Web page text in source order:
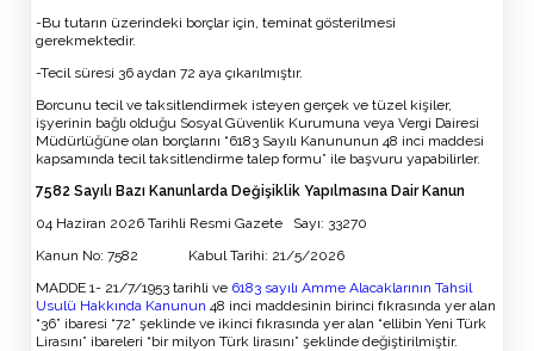
-Bu tutarın üzerindeki borçlar için, teminat gösterilmesi
gerekmektedir.
-Tecil süresi 36 aydan 72 aya çıkarılmıştır.
Borcunu tecil ve taksitlendirmek isteyen gerçek ve tüzel kişiler,
işyerinin bağlı olduğu Sosyal Güvenlik Kurumuna veya Vergi Dairesi
Müdürlüğüne olan borçlarını “6183 Sayılı Kanununun 48 inci maddesi
kapsamında tecil taksitlendirme talep formu” ile başvuru yapabilirler.
7582 Sayılı Bazı Kanunlarda Değişiklik Yapılmasına Dair Kanun
04 Haziran 2026 Tarihli Resmi Gazete Sayı: 33270
Kanun No: 7582 Kabul Tarihi: 21/5/2026
MADDE 1- 21/7/1953 tarihli ve 6183 sayılı Amme Alacaklarının Tahsil
Usulü Hakkında Kanunun 48 inci maddesinin birinci fıkrasında yer alan
“36” ibaresi “72” şeklinde ve ikinci fıkrasında yer alan “ellibin Yeni Türk
Lirasını” ibareleri “bir milyon Türk lirasını” şeklinde değiştirilmiştir.